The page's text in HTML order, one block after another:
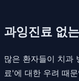
과잉진료 없
많은 환자들이 치과
료'에 대한 우려 때